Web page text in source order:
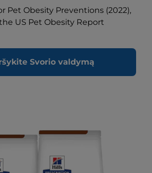
Pet Obesity Preventions (2022),
US Pet Obesity Report
Svorio valdymą